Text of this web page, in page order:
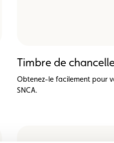
Timbre de
Obtenez-le facilement pour
SNCA.